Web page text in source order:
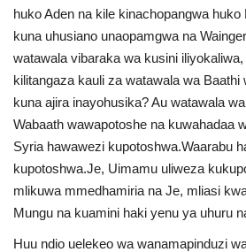
huko Aden na kile kinachopangwa
kuna uhusiano unaopamgwa na
watawala vibaraka wa kusini
kilitangaza kauli za watawala wa
kuna ajira inayohusika? Au watawala
Wabaath wawapotoshe na kuwahadaa
Syria hawawezi kupotoshwa.Waarabu
kupotoshwa.Je, Uimamu uliweza
mlikuwa mmedhamiria na Je, mliasi
Mungu na kuamini haki yenu ya uhuru
Huu ndio uelekeo wa wanamapinduzi